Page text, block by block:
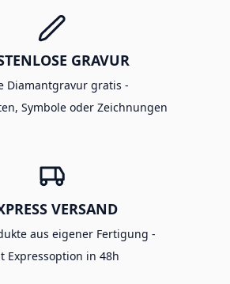
GRAVUR
Diamantgravur gratis -
Symbole oder Zeichnungen
VERSAND
aus eigener Fertigung -
Expressoption in 48h